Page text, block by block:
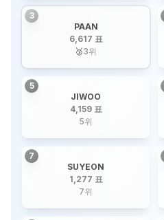
3
PAAN
6,617 표
🥉3위
5
JIWOO
4,159 표
5위
7
SUYEON
1,277 표
7위